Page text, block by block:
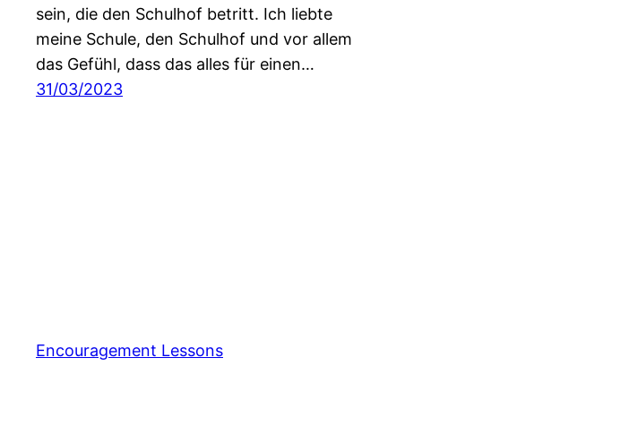
sein, die den Schulhof betritt. Ich liebte
meine Schule, den Schulhof und vor allem
das Gefühl, dass das alles für einen…
31/03/2023
Encouragement Lessons